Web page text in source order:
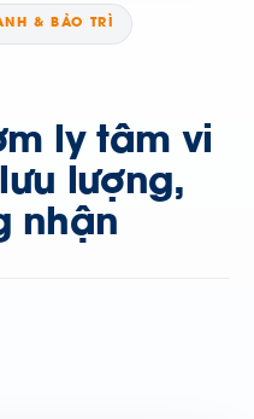
& BẢO TRÌ
ly tâm vi
lượng,
nhận